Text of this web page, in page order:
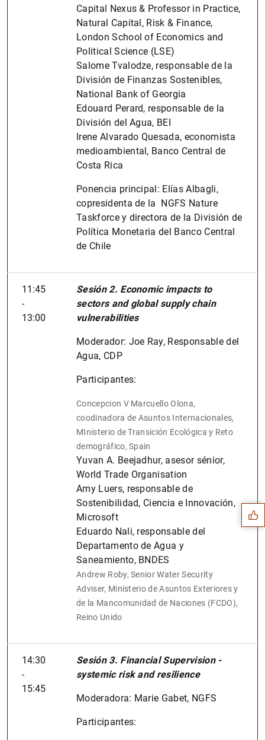
Capital Nexus & Professor in Practice,
Natural Capital, Risk & Finance,
London School of Economics and
Political Science (LSE)
Salome Tvalodze, responsable de la
División de Finanzas Sostenibles,
National Bank of Georgia
Edouard Perard, responsable de la
División del Agua, BEI
Irene Alvarado Quesada, economista
medioambiental, Banco Central de
Costa Rica
Ponencia principal: Elías Albagli,
copresidenta de la NGFS Nature
Taskforce y directora de la División de
Política Monetaria del Banco Central
de Chile
11:45
-
13:00
Sesión 2. Economic impacts to
sectors and global supply chain
vulnerabilities
Moderador: Joe Ray, Responsable del
Agua, CDP
Participantes:
Concepcion V Marcuello Olona,
coodinadora de Asuntos Internacionales,
MInisterio de Transición Ecológica y Reto
demográfico, Spain
Yuvan A. Beejadhur, asesor sénior,
World Trade Organisation
Amy Luers, responsable de
Sostenibilidad, Ciencia e Innovación,
Microsoft
Eduardo Nali, responsable del
Departamento de Agua y
Saneamiento, BNDES
Andrew Roby, Senior Water Security
Adviser, Ministerio de Asuntos Exteriores y
de la Mancomunidad de Naciones (FCDO),
Reino Unido
14:30
-
15:45
Sesión 3. Financial Supervision -
systemic risk and resilience
Moderadora: Marie Gabet, NGFS
Participantes:
Sugerencias